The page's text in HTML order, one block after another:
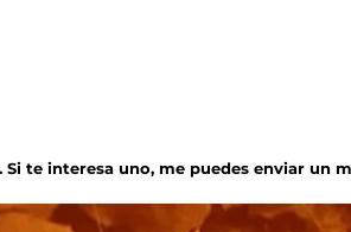
Si te interesa uno, me puedes enviar un